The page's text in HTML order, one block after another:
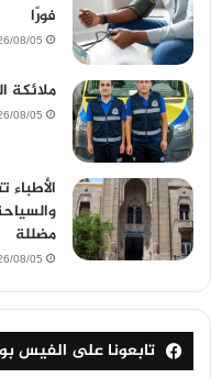
فورًا
2026/08/05
ملائكة
2026/08/05
مضللة
2026/08/05
تابعونا على الفيس